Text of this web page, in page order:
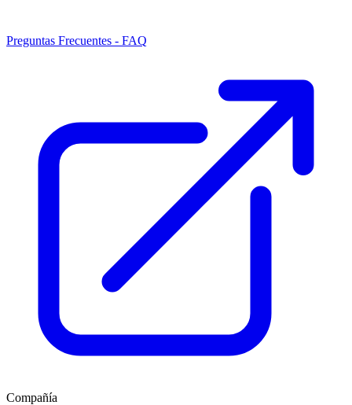
Preguntas Frecuentes - FAQ
Compañía